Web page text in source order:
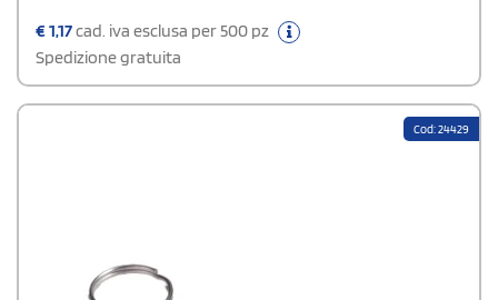
€1,17cad. iva esclusa per 500 pz
Spedizione gratuita
Cod: 24429